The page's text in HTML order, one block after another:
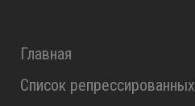
Главная
Список репрессированных